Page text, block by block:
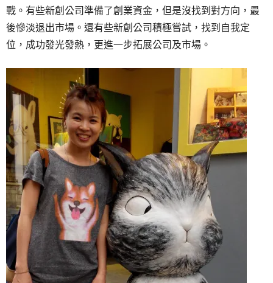
戰。有些新創公司準備了創業資金，但是沒找到對方向，最
後慘淡退出市場。 還有些新創公司積極嘗試，找到自我定
位，成功發光發熱，更進一步拓展公司及市場。